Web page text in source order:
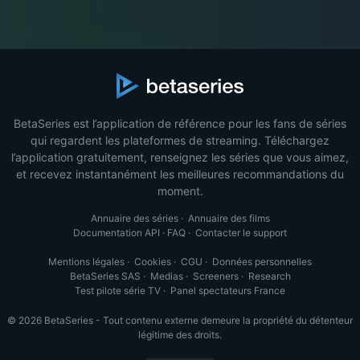
BetaSeries est l’application de référence pour les fans de séries
qui regardent les plateformes de streaming. Téléchargez
l’application gratuitement, renseignez les séries que vous aimez,
et recevez instantanément les meilleures recommandations du
moment.
Annuaire des séries· Annuaire des films
Documentation API · FAQ · Contacter le support
Mentions légales · Cookies · CGU · Données personnelles
BetaSeries SAS · Medias· Screeners· Research
Test pilote série TV · Panel spectateurs France
© 2026 BetaSeries - Tout contenu externe demeure la propriété du détenteur
légitime des droits.